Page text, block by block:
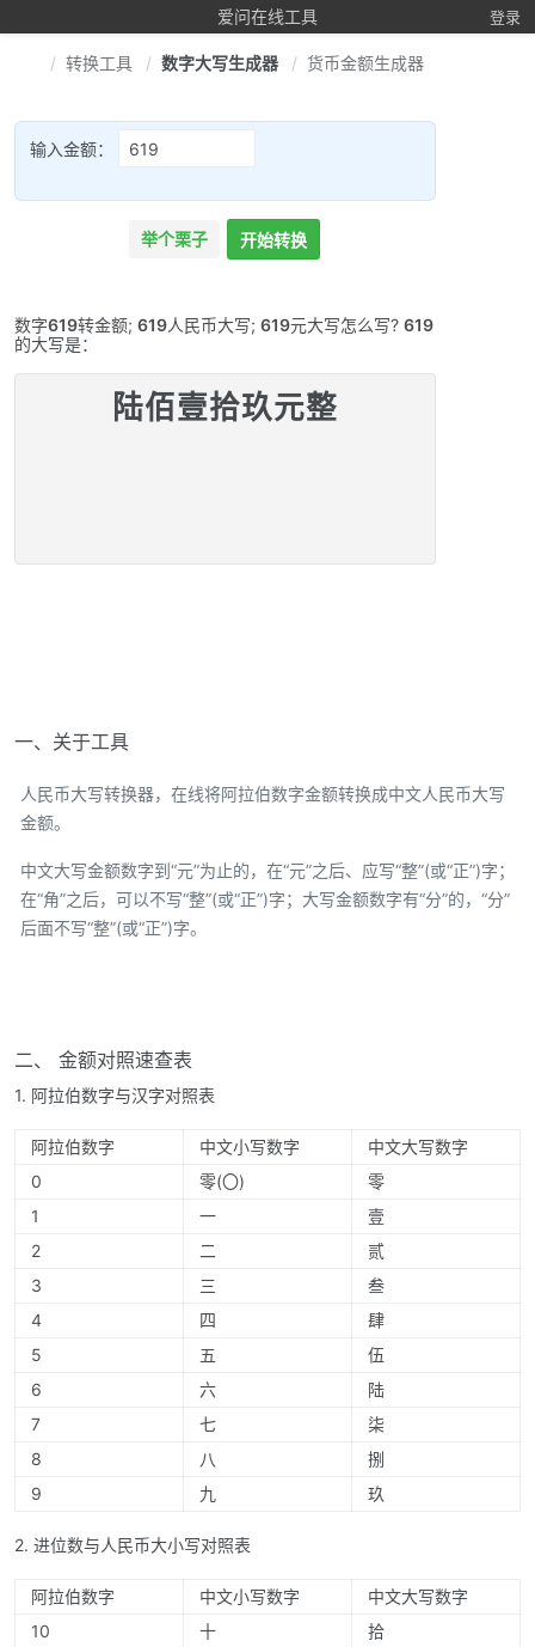
爱问在线工具 登录
转换工具 数字大写生成器 货币金额生成器
输入金额：
举个栗子 开始转换
数字619转金额; 619人民币大写; 619元大写怎么写? 619
的大写是：
陆佰壹拾玖元整
一、关于工具
人民币大写转换器，在线将阿拉伯数字金额转换成中文人民币大写
金额。
中文大写金额数字到“元”为止的，在“元”之后、应写“整”(或“正”)字；
在“角”之后，可以不写“整”(或“正”)字；大写金额数字有“分”的，“分”
后面不写“整”(或“正”)字。
二、 金额对照速查表
1. 阿拉伯数字与汉字对照表
阿拉伯数字 中文小写数字
中文大写数字
0
零(〇)
零
1
一
壹
2
二
贰
3
三
叁
4
四
肆
5
五
伍
6
六
陆
7
七
柒
8
八
捌
9
九 玖
2. 进位数与人民币大小写对照表
阿拉伯数字 中文小写数字
中文大写数字
10
十
拾